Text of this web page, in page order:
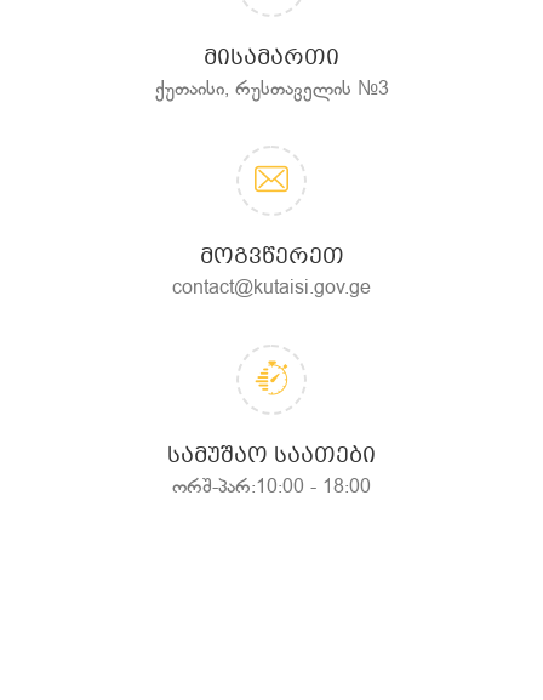
ᲛᲘᲡᲐᲛᲐᲠᲗᲘ
ქუთაისი, რუსთაველის №3
ᲛᲝᲒᲕᲬᲔᲠᲔᲗ
contact@kutaisi.gov.ge
ᲡᲐᲛᲣᲨᲐᲝ ᲡᲐᲐᲗᲔᲑᲘ
ორშ-პარ:10:00 - 18:00